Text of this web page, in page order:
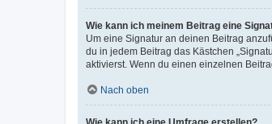
Wie kann ich meinem Beitrag eine
Um eine Signatur an deinen Beitrag
du in jedem Beitrag das Kästchen
aktivierst. Wenn du einen einzelnen
Nach oben